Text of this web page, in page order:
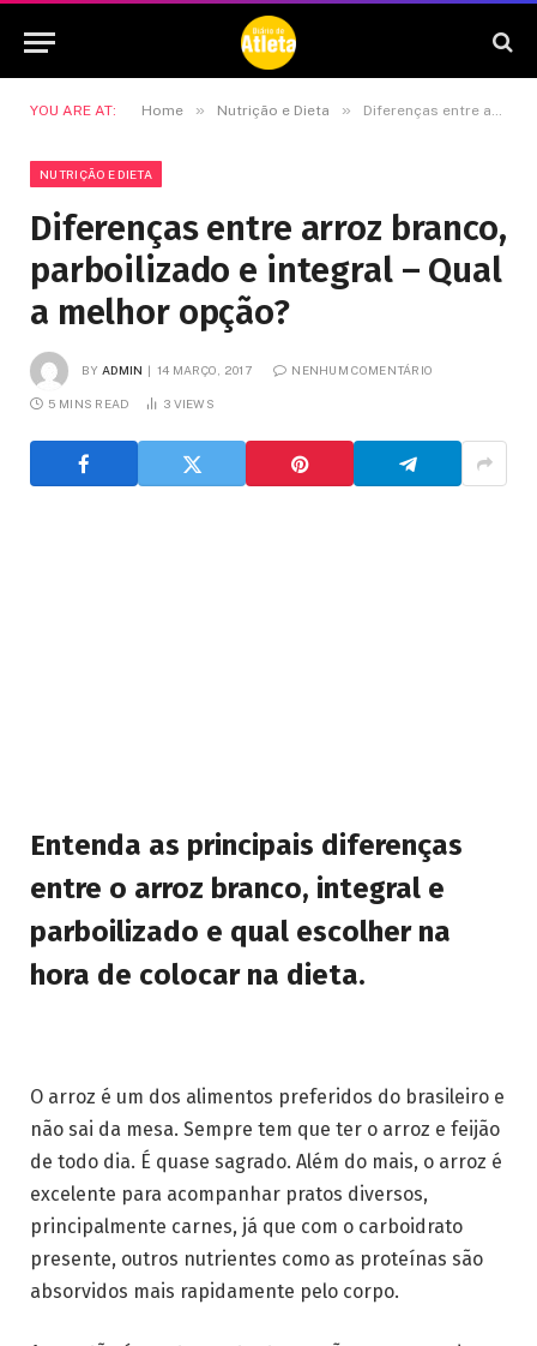
YOU ARE AT: Home » Nutrição e Dieta » Diferenças entre arroz branco, parboilizado e integral – Qual a melhor opção?
NUTRIÇÃO E DIETA
Diferenças entre arroz branco,
parboilizado e integral – Qual
a melhor opção?
BY ADMIN 14 MARÇO, 2017 NENHUM COMENTÁRIO
5 MINS READ 3 VIEWS
Entenda as principais diferenças
entre o arroz branco, integral e
parboilizado e qual escolher na
hora de colocar na dieta.
O arroz é um dos alimentos preferidos do brasileiro e
não sai da mesa. Sempre tem que ter o arroz e feijão
de todo dia. É quase sagrado. Além do mais, o arroz é
excelente para acompanhar pratos diversos,
principalmente carnes, já que com o carboidrato
presente, outros nutrientes como as proteínas são
absorvidos mais rapidamente pelo corpo.